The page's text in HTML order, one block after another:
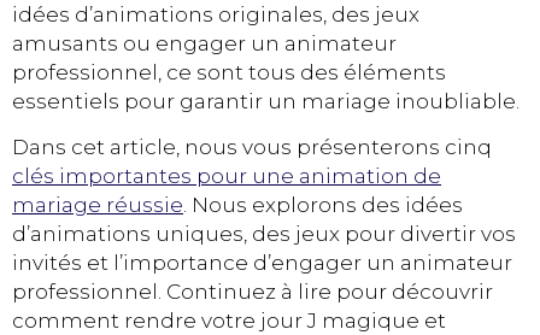
idées d’animations originales, des jeux
amusants ou engager un animateur
professionnel, ce sont tous des éléments
essentiels pour garantir un mariage inoubliable.
Dans cet article, nous vous présenterons cinq
clés importantes pour une animation de
mariage réussie. Nous explorons des idées
d’animations uniques, des jeux pour divertir vos
invités et l’importance d’engager un animateur
professionnel. Continuez à lire pour découvrir
comment rendre votre jour J magique et